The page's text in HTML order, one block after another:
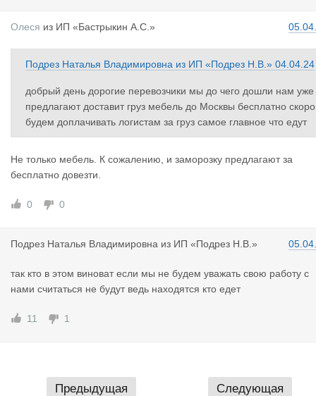
Олеся из ИП «Бастрыкин А.С.»
Подрез Наталья Владимировна из ИП «Подрез Н.В.» 04.04.24
добрый день дорогие перевозчики мы до чего дошли нам уже
предлагают доставит груз мебель до Москвы бесплатно скоро
будем доплачивать логистам за груз самое главное что едут
Не только мебель. К сожалению, и заморозку предлагают за
бесплатно довезти.
0 0
Подрез Наталья Владимировна из ИП «Подрез Н.В.»
так кто в этом виноват если мы не будем уважать свою работу с
нами считаться не будут ведь находятся кто едет
11 1
Предыдущая Следующая